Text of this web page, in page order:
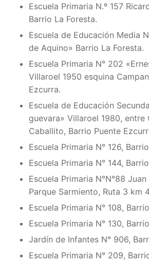
Escuela Primaria N.º 157
Barrio La Foresta.
Escuela de Educación Media
de Aquino» Barrio La Foresta.
Escuela Primaria N° 202
Villaroel 1950 esquina
Ezcurra.
Escuela de Educación
guevara» Villaroel 1980, entre
Caballito, Barrio Puente
Escuela Primaria N° 126,
Escuela Primaria N° 144,
Escuela Primaria N°N°88
Parque Sarmiento, Ruta 3 km
Escuela Primaria N° 108,
Escuela Primaria N° 130,
Jardín de Infantes N° 906,
Escuela Primaria N° 209,